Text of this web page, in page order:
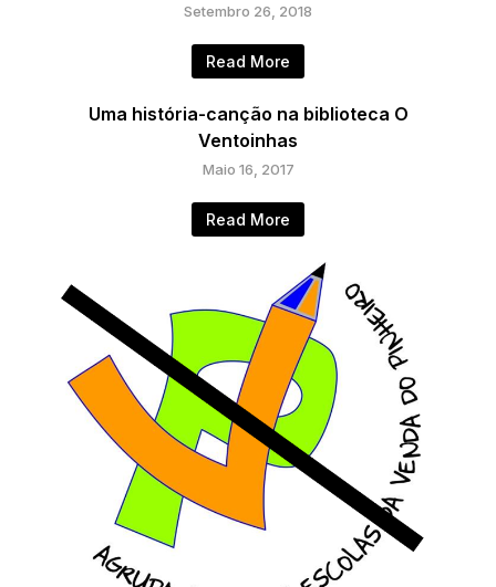
Setembro 26, 2018
Read More
Uma história-canção na biblioteca O
Ventoinhas
Maio 16, 2017
Read More